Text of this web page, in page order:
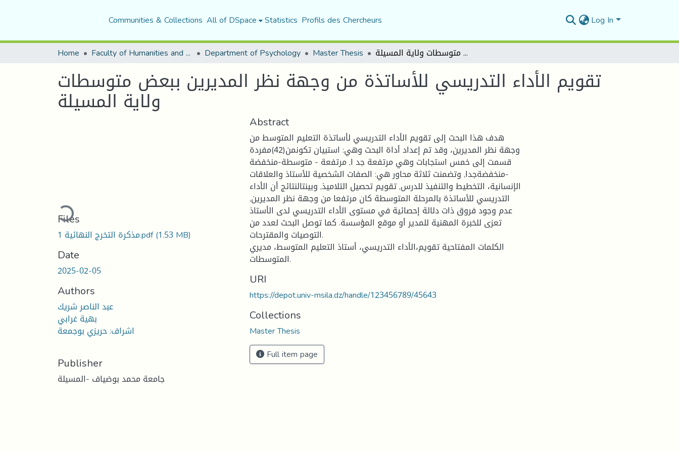
Communities & Collections All of DSpace Statistics Profils des Chercheurs Log In
Home Faculty of Humanities and Social Sciences Department of Psychology Master Thesis تقويم الأداء التدريسي للأساتذة من وجهة نظر المديرين ببعض متوسطات ولاية المسيلة
تقويم الأداء التدريسي للأساتذة من وجهة نظر المديرين ببعض متوسطات
ولاية المسيلة
Loading...
Files
مذكرة التخرج النهائية 1.pdf(1.53 MB)
Date
2025-02-05
Authors
عبد الناصر شريك
بهية غرابي
اشراف: حريزي بوجمعة
Publisher
جامعة محمد بوضياف -المسيلة
Abstract
هدف هذا البحث إلى تقويم الأداء التدريسي لأساتذة التعليم المتوسط من
وجهة نظر المديرين، وقد تم إعداد أداة البحث وهي: استبيان تكونمن(42)مفردة
قسمت إلى خمس استجابات وهي مرتفعة جد ا, مرتفعة - متوسطة-منخفضة
-منخفضةجدا, وتضمنت ثلاثة محاور هي: الصفات الشخصية للأستاذ والعلاقات
الإنسانية، التخطيط والتنفيذ للدرس, تقويم تحصيل التلاميذ, وبينتالنتائج أن الأداء
التدريسي للأساتذة بالمرحلة المتوسطة كان مرتفعا من وجهة نظر المديرين,
عدم وجود فروق ذات دلالة إحصائية في مستوى الأداء التدريسي لدى الأستاذ
تعزى للخبرة المهنية للمدير أو موقع المؤسسة. كما توصل البحث لعدد من
التوصيات والمقترحات.
الكلمات المفتاحية تقويم،الأداء التدريسي، أستاذ التعليم المتوسط، مديري
المتوسطات.
URI
https://depot.univ-msila.dz/handle/123456789/45643
Collections
Master Thesis
Full item page